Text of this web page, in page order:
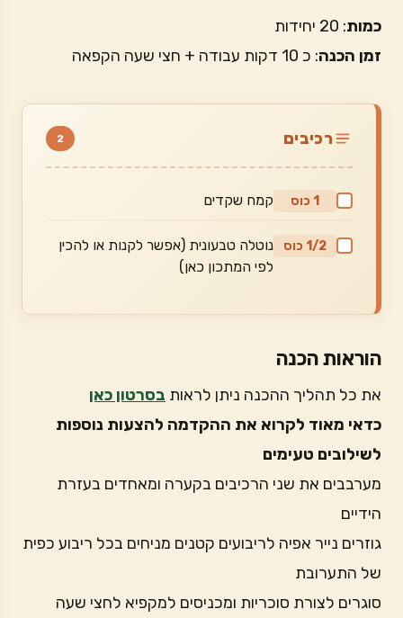
כמות: 20 יחידות
זמן הכנה: כ 10 דקות עבודה + חצי שעה הקפאה
רכיבים 2
1 כוס קמח שקדים
1/2 כוס
נוטלה טבעונית (אפשר לקנות או להכין
לפי המתכון כאן)
הוראות הכנה
את כל תהליך ההכנה ניתן לראות בסרטון כאן
כדאי מאוד לקרוא את ההקדמה להצעות נוספות
לשילובים טעימים
מערבבים את שני הרכיבים בקערה ומאחדים בעזרת
הידיים
גוזרים נייר אפיה לריבועים קטנים מניחים בכל ריבוע כפית
של התערובת
סוגרים לצורת סוכריות ומכניסים למקפיא לחצי שעה